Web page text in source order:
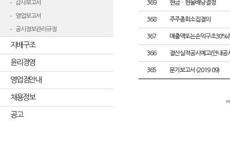
감사보고서
영업보고서
공시정보관리규정
지배구조
윤리경영
영업점안내
채용정보
공고
369 현금ㆍ현물배당결정
368 주주총회소집결의
367 매출액또는손익구조
366 결산실적공시예고(안내공
365 분기보고서 (2019.09)